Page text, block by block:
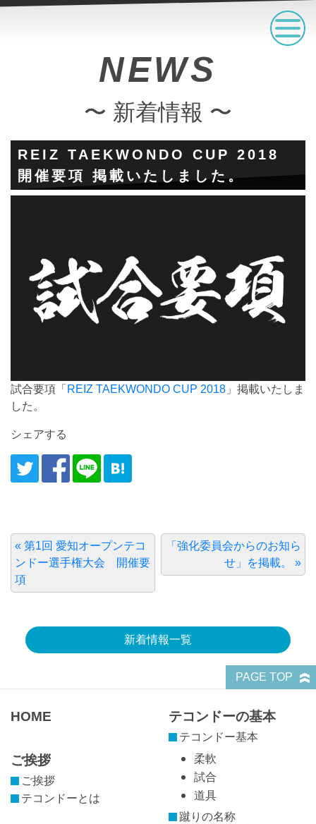
NEWS
〜 新着情報 〜
REIZ TAEKWONDO CUP 2018
開催要項 掲載いたしました。
試合要項「 REIZ TAEKWONDO CUP 2018 」掲載いたしま
した。
シェアする
« 第1回 愛知オープンテコ
ンドー選手権大会 開催要
項
「強化委員会からのお知ら
せ」を掲載。 »
新着情報一覧
HOME
ご挨拶
ご挨拶
テコンドーとは
テコンドーの基本
テコンドー基本
柔軟
試合
道具
蹴りの名称
PAGE TOP